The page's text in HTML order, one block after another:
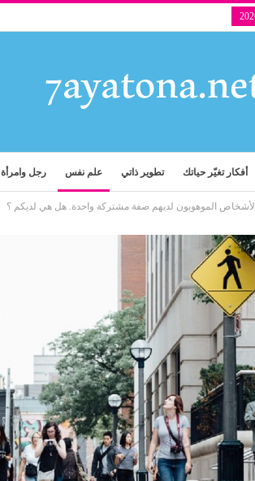
أفكار تغيّر حياتك تطوير ذاتي علم نفس رجل وامرأة
الأشخاص الموهوبون لديهم صفة مشتركة واحدة. هل هي لديكم ؟